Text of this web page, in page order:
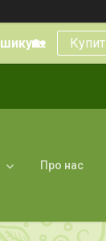
Про нас